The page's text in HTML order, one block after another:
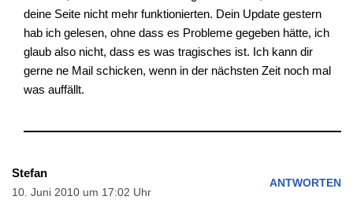
deine Seite nicht mehr funktionierten. Dein Update gestern
hab ich gelesen, ohne dass es Probleme gegeben hätte, ich
glaub also nicht, dass es was tragisches ist. Ich kann dir
gerne ne Mail schicken, wenn in der nächsten Zeit noch mal
was auffällt.
Stefan
10. Juni 2010 um 17:02 Uhr
ANTWORTEN